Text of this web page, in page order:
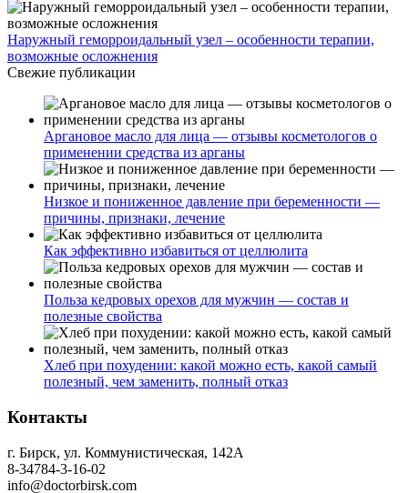
Наружный геморроидальный узел – особенности терапии,
возможные осложнения
Свежие публикации
Аргановое масло для лица — отзывы косметологов о
применении средства из арганы
Низкое и пониженное давление при беременности —
причины, признаки, лечение
Как эффективно избавиться от целлюлита
Польза кедровых орехов для мужчин — состав и
полезные свойства
Хлеб при похудении: какой можно есть, какой самый
полезный, чем заменить, полный отказ
Контакты
г. Бирск, ул. Коммунистическая, 142А
8-34784-3-16-02
info@doctorbirsk.com